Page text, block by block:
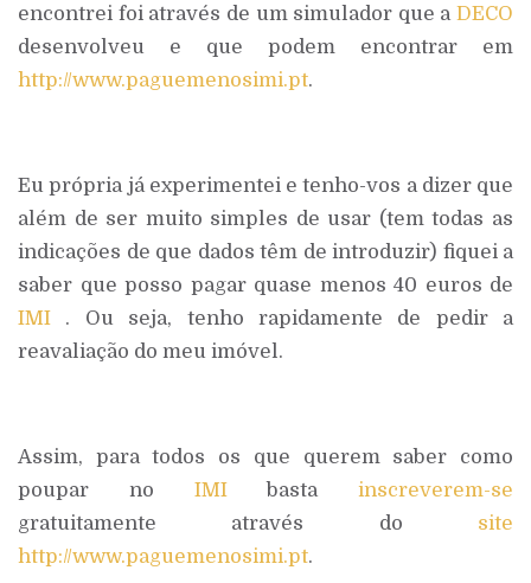
encontrei foi através de um simulador que a DECO
desenvolveu e que podem encontrar em
http://www.paguemenosimi.pt.
Eu própria já experimentei e tenho-vos a dizer que
além de ser muito simples de usar (tem todas as
indicações de que dados têm de introduzir) fiquei a
saber que posso pagar quase menos 40 euros de
IMI . Ou seja, tenho rapidamente de pedir a
reavaliação do meu imóvel.
Assim, para todos os que querem saber como
poupar no IMIbasta inscreverem-se
gratuitamente através do site
http://www.paguemenosimi.pt.